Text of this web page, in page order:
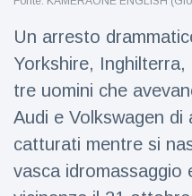
Viaggi e avventura
(77)
Ultime notizie
Dylan
Sprouse e
Palvin
50
Visualizzazioni
Un arresto
Yorkshire,
tre uomini che
Audi e Volkswagen
catturati mentre si
vasca idromassaggio